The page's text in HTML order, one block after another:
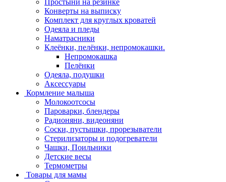
Простыни на резинке
Конверты на выписку
Комплект для круглых кроватей
Одеяла и пледы
Наматрасники
Клеёнки, пелёнки, непромокашки.
Непромокашка
Пелёнки
Одеяла, подушки
Аксессуары
Кормление малыша
Молокоотсосы
Пароварки, блендеры
Радионяни, видеоняни
Соски, пустышки, прорезыватели
Стерилизаторы и подогреватели
Чашки, Поильники
Детские весы
Термометры
Товары для мамы